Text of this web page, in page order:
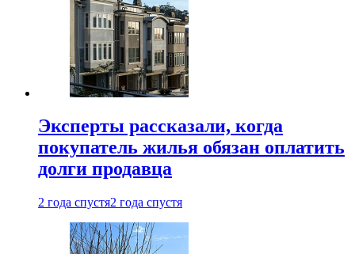
Эксперты рассказали, когда
покупатель жилья обязан оплатить
долги продавца
2 года спустя2 года спустя